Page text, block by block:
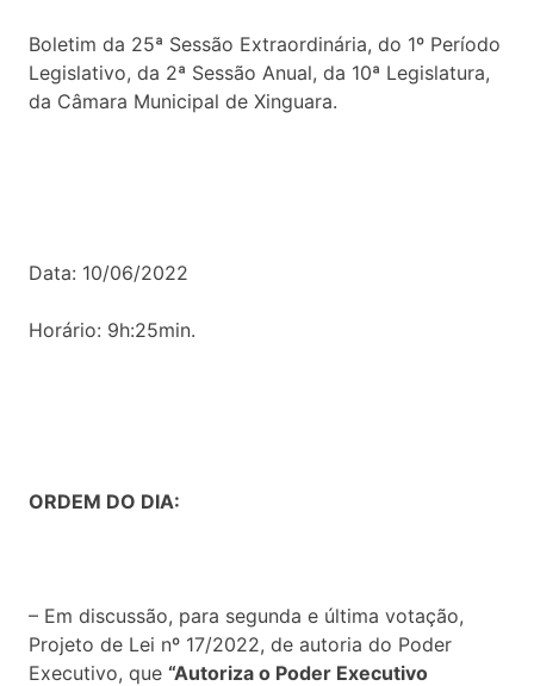
Boletim da 25ª Sessão Extraordinária, do 1º Período
Legislativo, da 2ª Sessão Anual, da 10ª Legislatura,
da Câmara Municipal de Xinguara.
Data: 10/06/2022
Horário: 9h:25min.
ORDEM DO DIA:
– Em discussão, para segunda e última votação,
Projeto de Lei nº 17/2022, de autoria do Poder
Executivo, que “Autoriza o Poder Executivo